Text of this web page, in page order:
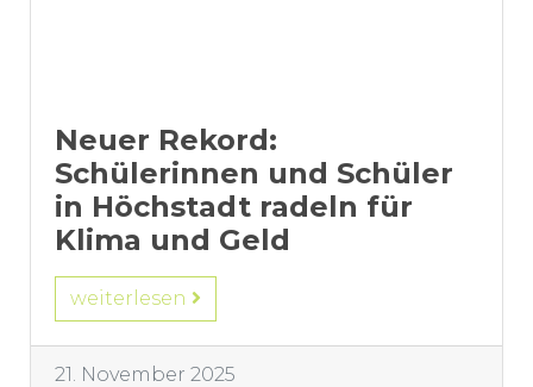
Neuer Rekord:
Schülerinnen und Schüler
in Höchstadt radeln für
Klima und Geld
weiterlesen
21. November 2025